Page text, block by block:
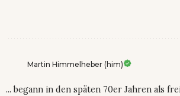
Martin Himmelheber (him)
... begann in den späten 70er Jahren als